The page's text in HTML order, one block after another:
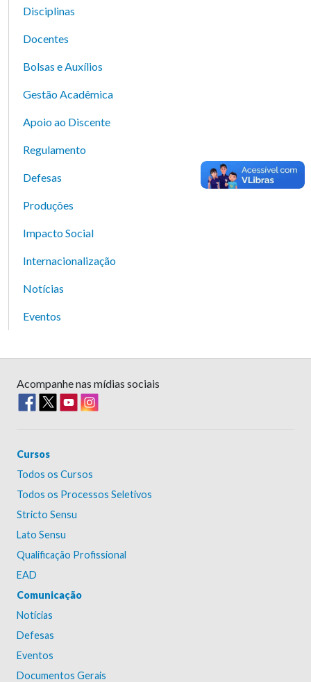
Disciplinas
Docentes
Bolsas e Auxílios
Gestão Acadêmica
Apoio ao Discente
Regulamento
Defesas
Produções
Impacto Social
Internacionalização
Notícias
Eventos
Acompanhe nas mídias sociais
Cursos
Todos os Cursos
Todos os Processos Seletivos
Stricto Sensu
Lato Sensu
Qualificação Profissional
EAD
Comunicação
Notícias
Defesas
Eventos
Documentos Gerais